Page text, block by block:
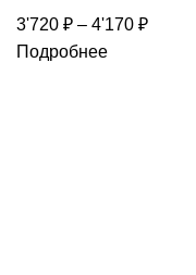
3'720 ₽ – 4'170 ₽
Подробнее